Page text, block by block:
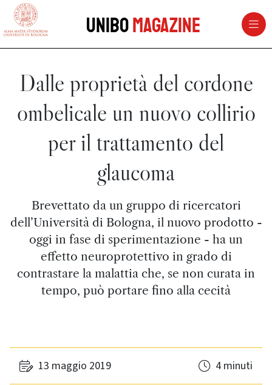
vai al contenuto della pagina
UniboMagazine
Dalle proprietà del cordone
ombelicale un nuovo collirio
per il trattamento del
glaucoma
Brevettato da un gruppo di ricercatori
dell’Università di Bologna, il nuovo prodotto -
oggi in fase di sperimentazione - ha un
effetto neuroprotettivo in grado di
contrastare la malattia che, se non curata in
tempo, può portare fino alla cecità
13 maggio 2019 4 minuti